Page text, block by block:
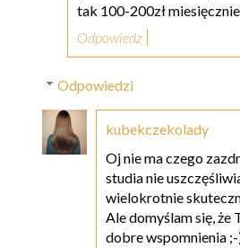
tak 100-200zł
Odpowiedz
Odpowiedzi
kubekczekolady
Oj nie ma czego
studia nie
wielokrotnie
Ale domyślam się, że
dobre wspomnienia